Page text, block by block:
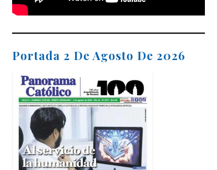
Portada 2 De Agosto De 2026